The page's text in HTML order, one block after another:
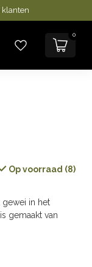
klanten
0
Op voorraad (8)
gewei in het
gemaakt van